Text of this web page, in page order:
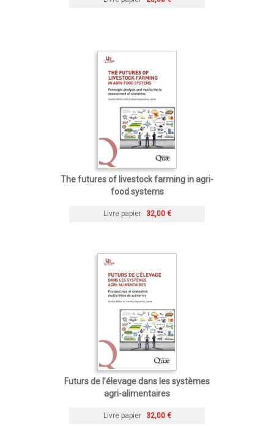
The futures of livestock farming in agri-
food systems
Livre papier 32,00 €
Futurs de l’élevage dans les systèmes
agri-alimentaires
Livre papier 32,00 €